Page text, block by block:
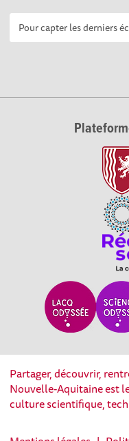
Partager, découvrir,
Nouvelle-Aquitaine est
culture scientifique,